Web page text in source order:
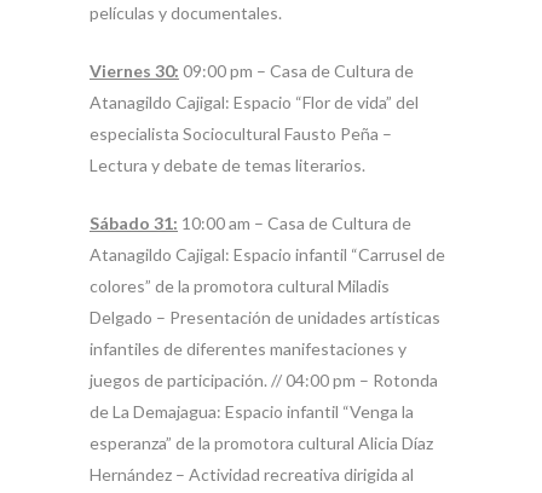
películas y documentales.
Viernes 30: 09:00 pm – Casa de Cultura de
Atanagildo Cajigal: Espacio “Flor de vida” del
especialista Sociocultural Fausto Peña –
Lectura y debate de temas literarios.
Sábado 31: 10:00 am – Casa de Cultura de
Atanagildo Cajigal: Espacio infantil “Carrusel de
colores” de la promotora cultural Miladis
Delgado – Presentación de unidades artísticas
infantiles de diferentes manifestaciones y
juegos de participación. // 04:00 pm – Rotonda
de La Demajagua: Espacio infantil “Venga la
esperanza” de la promotora cultural Alicia Díaz
Hernández – Actividad recreativa dirigida al